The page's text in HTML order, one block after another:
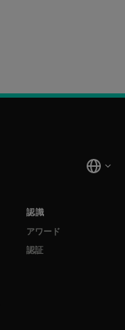
認識
アワード
認証